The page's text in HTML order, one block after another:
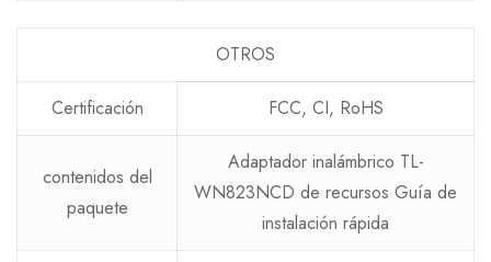
OTROS
Certificación FCC, CI, RoHS
contenidos del
paquete
Adaptador inalámbrico TL-
WN823NCD de recursos Guía de
instalación rápida